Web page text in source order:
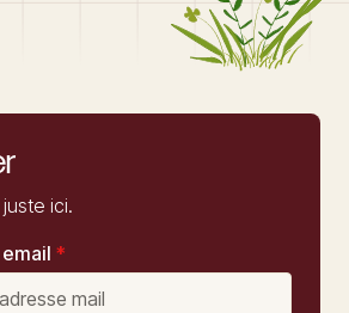
ici.
*